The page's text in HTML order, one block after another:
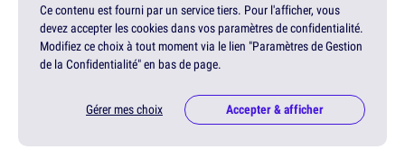
Ce contenu est fourni par un service tiers. Pour l'afficher, vous
devez accepter les cookies dans vos paramètres de confidentialité.
Modifiez ce choix à tout moment via le lien "Paramètres de Gestion
de la Confidentialité" en bas de page.
Gérer mes choix Accepter & afficher